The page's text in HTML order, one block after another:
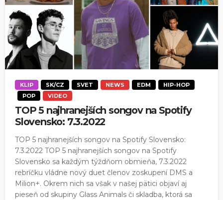
KLIP SK/CZ SVET NEWS EDM
HIP-HOP
POP
VIDEO
TOP 5 najhranejších songov na Spotify
Slovensko: 7.3.2022
TOP 5 najhranejších songov na Spotify Slovensko:
7.3.2022 TOP 5 najhranejších songov na Spotify
Slovensko sa každým týždňom obmieňa, 7.3.2022
rebríčku vládne nový duet členov zoskupení DMS a
Milion+. Okrem nich sa však v našej pätici objaví aj
pieseň od skupiny Glass Animals či skladba, ktorá sa